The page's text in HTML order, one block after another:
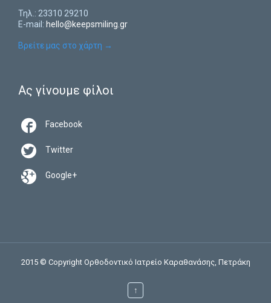
Τηλ.: 23310 29210
E-mail: hello@keepsmiling.gr
Βρείτε μας στο χάρτη →
Ας γίνουμε φίλοι
 Facebook
 Twitter
 Google+
2015 © Copyright Ορθοδοντικό Ιατρείο Καραθανάσης, Πετράκη
↑